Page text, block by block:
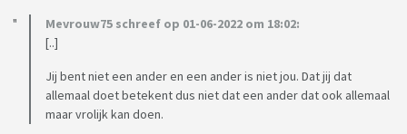
Mevrouw75 schreef op 01-06-2022 om 18:02:
[..]
Jij bent niet een ander en een ander is niet jou. Dat jij dat
allemaal doet betekent dus niet dat een ander dat ook allemaal
maar vrolijk kan doen.